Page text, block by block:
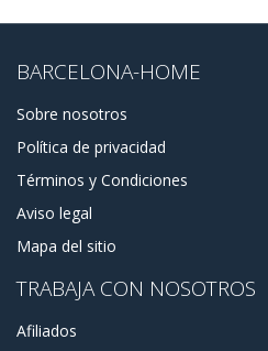
BARCELONA-HOME
Sobre nosotros
Política de privacidad
Términos y Condiciones
Aviso legal
Mapa del sitio
TRABAJA CON NOSOTROS
Afiliados